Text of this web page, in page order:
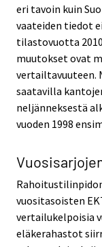
eri tavoin kuin
vaateiden tiedot
tilastovuotta
muutokset ovat
vertailtavuuteen.
saatavilla
neljänneksestä
vuoden 1998
vuositasoisten
vertailukelpoisia
eläkerahastot